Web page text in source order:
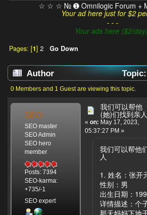
☆ ☆ ☆ № ➊ Omnilogic Forum +
Your ad here just for $2
- - -
Your ads here ($2/
Pages: [1] 2 Go Down
Author
Topic:
(她)们找到亲人 (Read 8364 times)
0 Members and 1 Guest are viewing this topic.
SEO
SEO master
SEO Admin
SEO hero
member
Posts: 7394
SEO-karma:
+735/-1
SEO expert
我们可以帮他
(她)们找到亲人
« on: May 17, 2023,
05:37:27 PM »
我们可以帮他
人
1. 姓名：张开
性别：男
出生日期：
详情描述：个